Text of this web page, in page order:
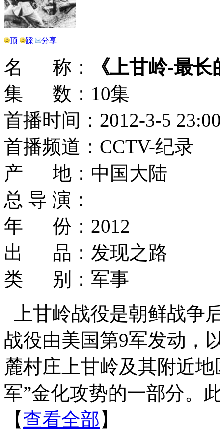
顶 踩 分享
名 称：
《上甘岭-最
集 数：10集
首播时间：2012-3-5
首播频道：CCTV-纪录
产 地：中国大陆
总 导 演：
年 份：2012
出 品：发现之路
类 别：军事
上甘岭战役是朝鲜战争
战役由美国第9军发动，
麓村庄上甘岭及其附近
军”金化攻势的一部分。
【查看全部 】